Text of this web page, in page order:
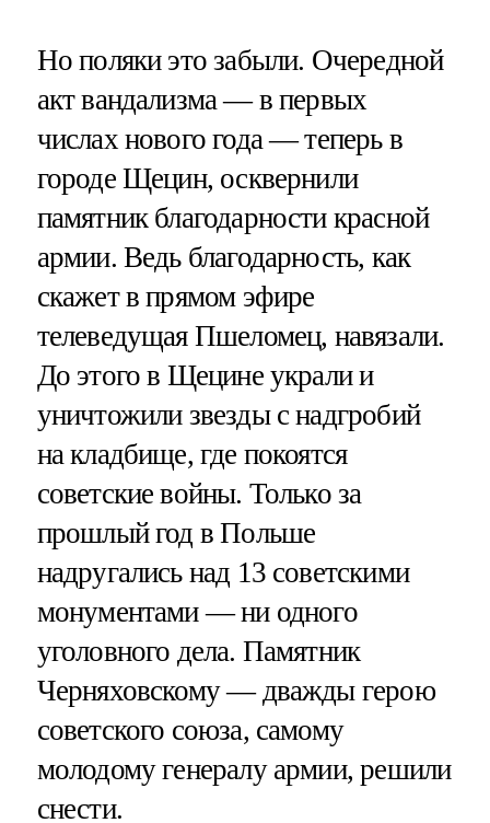
Но поляки это забыли. Очередной
акт вандализма — в первых
числах нового года — теперь в
городе Щецин, осквернили
памятник благодарности красной
армии. Ведь благодарность, как
скажет в прямом эфире
телеведущая Пшеломец, навязали.
До этого в Щецине украли и
уничтожили звезды с надгробий
на кладбище, где покоятся
советские войны. Только за
прошлый год в Польше
надругались над 13 советскими
монументами — ни одного
уголовного дела. Памятник
Черняховскому — дважды герою
советского союза, самому
молодому генералу армии, решили
снести.